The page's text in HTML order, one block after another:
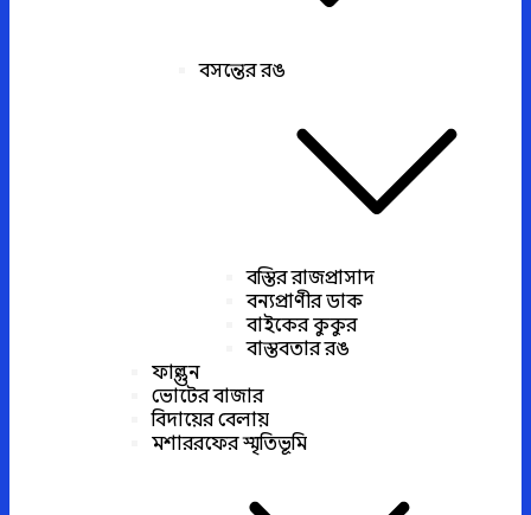
বসন্তের রঙ
বস্তির রাজপ্রাসাদ
বন্যপ্রাণীর ডাক
বাইকের কুকুর
বাস্তবতার রঙ
ফাল্গুন
ভোটের বাজার
বিদায়ের বেলায়
মশাররফের স্মৃতিভূমি